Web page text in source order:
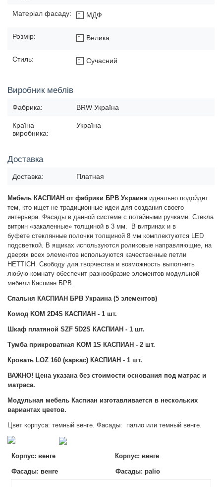
Матеріал фасаду: МДФ
Розмір: Велика
Стиль: Сучасний
Виробник меблів
Фабрика: BRW Україна
Країна
виробника:
Україна
Доставка
Доставка: Платная
Мебель КАСПИАН от фабрики БРВ Украина идеально подойдет
тем, кто ищет не традиционные идеи для создания своего
интерьера. Фасады в данной системе с потайными ручками. Стекла
витрин «закаленные» толщиной в 3 мм.
В витринах и в
буфете стеклянные полочки толщиной 8 мм комплектуются LED
подсветкой. В ящиках используются роликовые направляющие, на
дверях всех элементов используются качественные петли
HETTICH. Свободу для творчества и возможность выполнить
любую комнату обеспечит разнообразие элементов модульной
мебели Каспиан БРВ.
Спальня КАСПИАН БРВ Украина (5 элементов)
Комод KOM 2D4S КАСПИАН - 1 шт.
Шкаф платяной SZF 5D2S КАСПИАН - 1 шт.
Тумба прикроватная KOM 1S КАСПИАН - 2 шт.
Кровать LOZ 160 (каркас) КАСПИАН - 1 шт.
ВАЖНО! Цена указана без стоимости основания под матрас и
матраса.
Модульная мебель Каспиан изготавливается в нескольких
вариантах цветов.
Цвет корпуса: темный венге. Фасады: палио или темный венге.
Корпус: венге Корпус: венге
Фасады: венге Фасады: palio